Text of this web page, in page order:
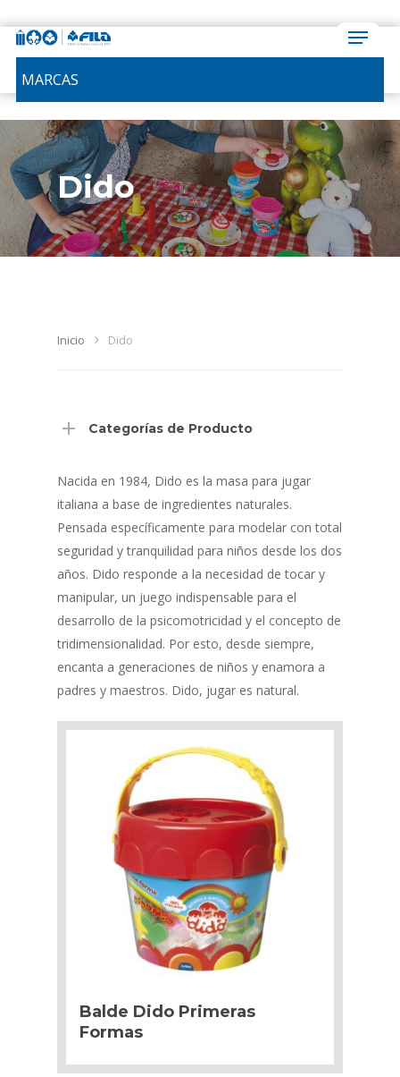
MARCAS
Dido
Inicio Dido
Categorías de Producto
Nacida en 1984, Dido es la masa para jugar
italiana a base de ingredientes naturales.
Pensada específicamente para modelar con total
seguridad y tranquilidad para niños desde los dos
años. Dido responde a la necesidad de tocar y
manipular, un juego indispensable para el
desarrollo de la psicomotricidad y el concepto de
tridimensionalidad. Por esto, desde siempre,
encanta a generaciones de niños y enamora a
padres y maestros. Dido, jugar es natural.
Balde Dido Primeras
Formas